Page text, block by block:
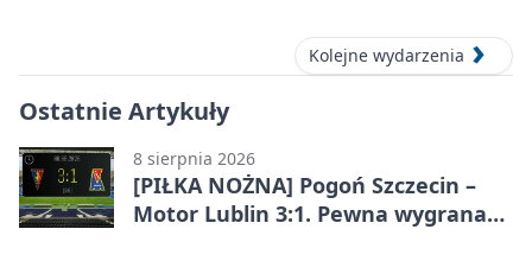
Kolejne wydarzenia
Ostatnie Artykuły
8 sierpnia 2026
[PIŁKA NOŻNA] Pogoń Szczecin –
Motor Lublin 3:1. Pewna wygrana